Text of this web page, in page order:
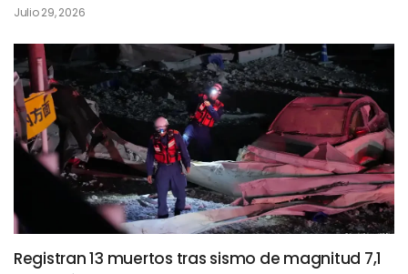
Julio 29, 2026
Registran 13 muertos tras sismo de magnitud 7,1